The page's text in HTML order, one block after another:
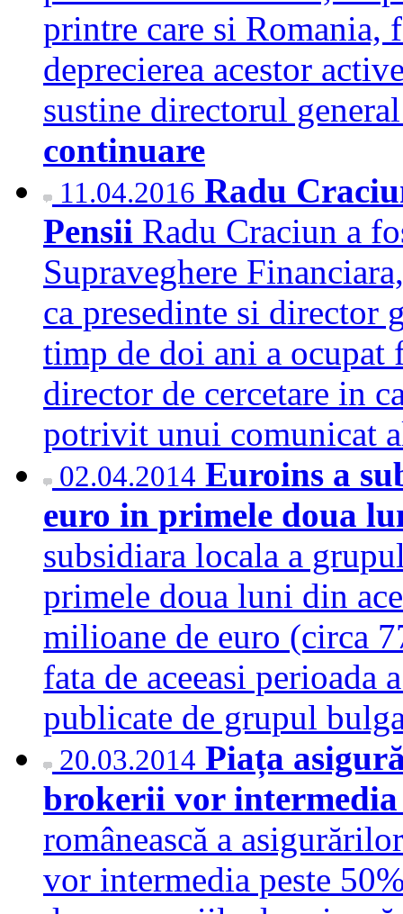
printre care si Romania,
deprecierea acestor
sustine directorul
continuare
11.04.2016 Radu
Pensii Radu Craciun a
Supraveghere
ca presedinte si director
timp de doi ani a ocupat
director de cercetare in
potrivit unui comunicat
02.04.2014 Euroins a
euro in primele doua
subsidiara locala a
primele doua luni din
milioane de euro (circa
fata de aceeasi
publicate de grupul
20.03.2014 Piața
brokerii vor
românească a
vor intermedia peste